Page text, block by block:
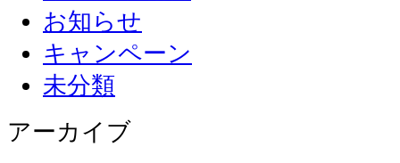
お知らせ
キャンペーン
未分類
アーカイブ